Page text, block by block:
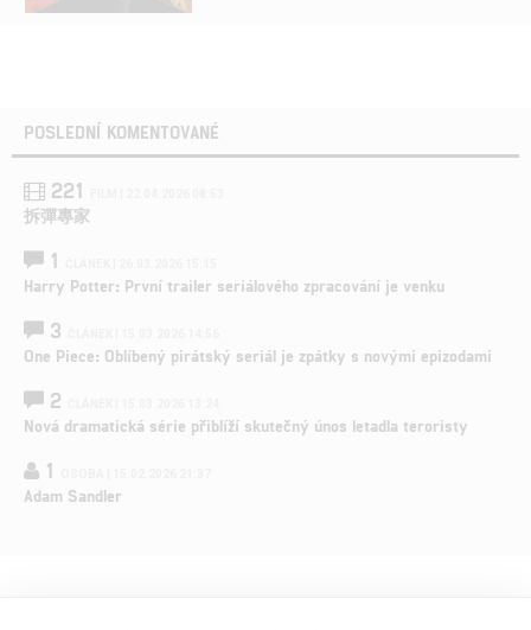
POSLEDNÍ KOMENTOVANÉ
221
拆彈專家
1
Harry Potter: První trailer seriálového zpracování je venku
3
One Piece: Oblíbený pirátský seriál je zpátky s novými epizodami
2
Nová dramatická série přiblíží skutečný únos letadla teroristy
1
Adam Sandler